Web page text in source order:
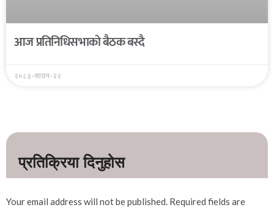
आज प्रतिनिधिसभाको बैठक बस्दै
२०८३-साउन-२२
Your email address will not be published. Required fields are